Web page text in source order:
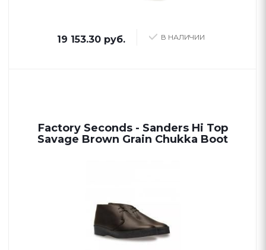
В НАЛИЧИИ
19 153.30 руб.
Factory Seconds - Sanders Hi Top
Savage Brown Grain Chukka Boot